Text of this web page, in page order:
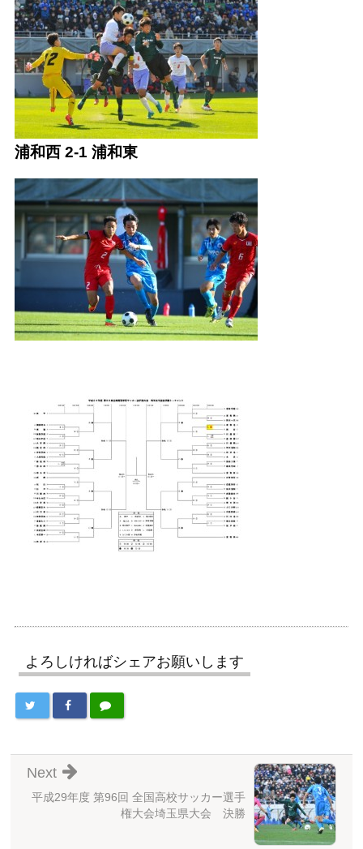
浦和西 2-1 浦和東
よろしければシェアお願いします
平成29年度 第96回 全国高校サッカー選手
権大会埼玉県大会 決勝
Next